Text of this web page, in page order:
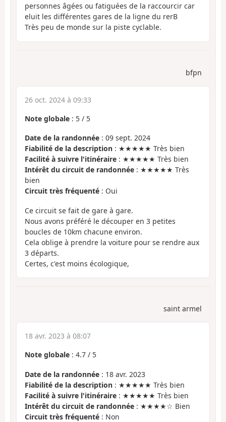
personnes âgées ou fatiguées de la raccourcir car
eluit les différentes gares de la ligne du rerB
Très peu de monde sur la piste cyclable.
bfpn
26 oct. 2024 à 09:33
Note globale : 5 / 5
Date de la randonnée : 09 sept. 2024
Fiabilité de la description : ★★★★★ Très bien
Facilité à suivre l'itinéraire : ★★★★★ Très bien
Intérêt du circuit de randonnée : ★★★★★ Très
bien
Circuit très fréquenté : Oui
Ce circuit se fait de gare à gare.
Nous avons préféré le découper en 3 petites
boucles de 10km chacune environ.
Cela oblige à prendre la voiture pour se rendre aux
3 départs.
Certes, c'est moins écologique,
saint armel
18 avr. 2023 à 08:07
Note globale : 4.7 / 5
Date de la randonnée : 18 avr. 2023
Fiabilité de la description : ★★★★★ Très bien
Facilité à suivre l'itinéraire : ★★★★★ Très bien
Intérêt du circuit de randonnée : ★★★★☆ Bien
Circuit très fréquenté : Non